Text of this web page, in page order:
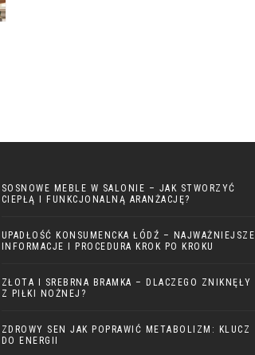
SOSNOWE MEBLE W SALONIE – JAK STWORZYĆ
CIEPŁĄ I FUNKCJONALNĄ ARANŻACJĘ?
UPADŁOŚĆ KONSUMENCKA ŁÓDŹ – NAJWAŻNIEJSZE
INFORMACJE I PROCEDURA KROK PO KROKU
ZŁOTA I SREBRNA BRAMKA – DLACZEGO ZNIKNĘŁY
Z PIŁKI NOŻNEJ?
ZDROWY SEN JAK POPRAWIĆ METABOLIZM: KLUCZ
DO ENERGII